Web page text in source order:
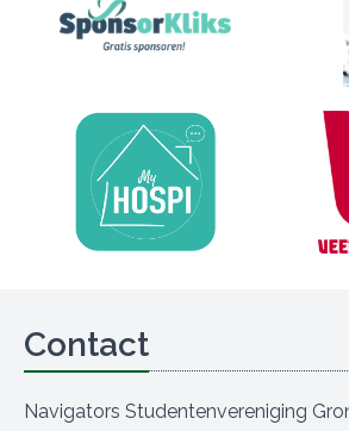
Contact
Navigators Studentenvereniging